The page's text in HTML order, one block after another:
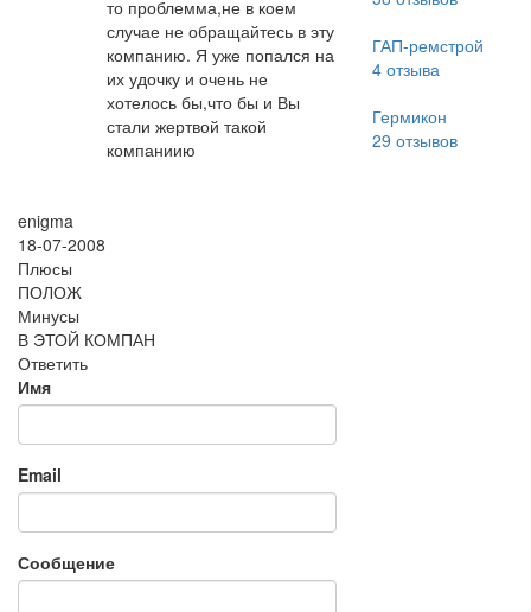
то проблемма,не в коем
случае не обращайтесь в эту
компанию. Я уже попался на
их удочку и очень не
хотелось бы,что бы и Вы
стали жертвой такой
компаниию
enigma
18-07-2008
Плюсы
ПОЛОЖ
Минусы
В ЭТОЙ КОМПАН
Ответить
Имя
Email
Сообщение
ГАП-ремстрой
4отзыва
Гермикон
29 отзывов